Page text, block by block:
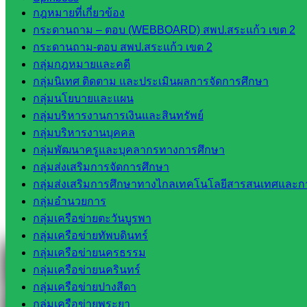
กฎหมายที่เกี่ยวข้อง
กระดานถาม – ตอบ (WEBBOARD) สพป.สระแก้ว เขต 2
กระดานถาม-ตอบ สพป.สระแก้ว เขต 2
กลุ่มกฎหมายและคดี
กลุ่มนิเทศ ติดตาม และประเมินผลการจัดการศึกษา
กลุ่มนโยบายและแผน
กลุ่มบริหารงานการเงินและสินทรัพย์
กลุ่มบริหารงานบุคคล
กลุ่มพัฒนาครูและบุคลากรทางการศึกษา
กลุ่มส่งเสริมการจัดการศึกษา
กลุ่มส่งเสริมการศึกษาทางไกลเทคโนโลยีสารสนเทศและ
กลุ่มอำนวยการ
กลุ่มเครือข่ายตะวันบูรพา
กลุ่มเครือข่ายทัพบดินทร์
กลุ่มเครือข่ายนครธรรม
กลุ่มเครือข่ายนครินทร์
กลุ่มเครือข่ายปางสีดา
กลุ่มเครือข่ายพระยา
Line
Tel 037-232263:
Messenger
Facebook